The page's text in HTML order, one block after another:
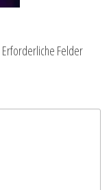
Erforderliche Felder